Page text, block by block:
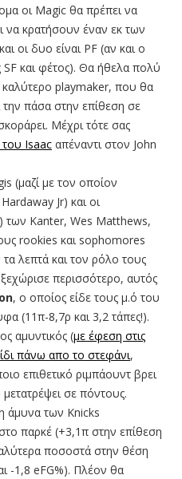
οι Magic θα πρέπει να
κρατήσουν έναν εκ των
οι δυο είναι PF (αν και ο
SF και φέτος). Θα ήθελα πολύ
playmaker, που θα
πάσα στην επίθεση σε
Μέχρι τότε σας
Isaac απέναντι στον John
(μαζί με τον οποίον
Jr) και οι
των Kanter, Wes Matthews,
rookies και sophomores
λεπτά και τον ρόλο τους
περισσότερο, αυτός
, o οποίος είδε τους μ.ό του
(11π-8,7ρ και 3,2 τάπες!).
αμυντικός (με έφεση στις
πάνω απο το στεφάνι,
επιθετικό ριμπάουντ βρει
σε πόντους.
άμυνα των Knicks
παρκέ (+3,1π στην επίθεση
ποσοστά στην θέση
-1,8 eFG%). Πλέον θα